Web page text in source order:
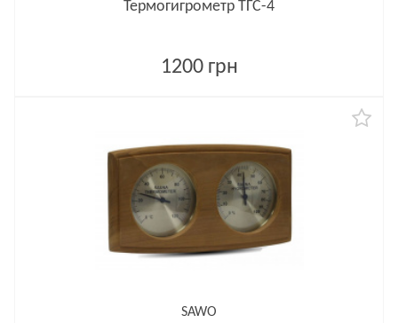
Термогигрометр ТГС-4
1200 грн
SAWO